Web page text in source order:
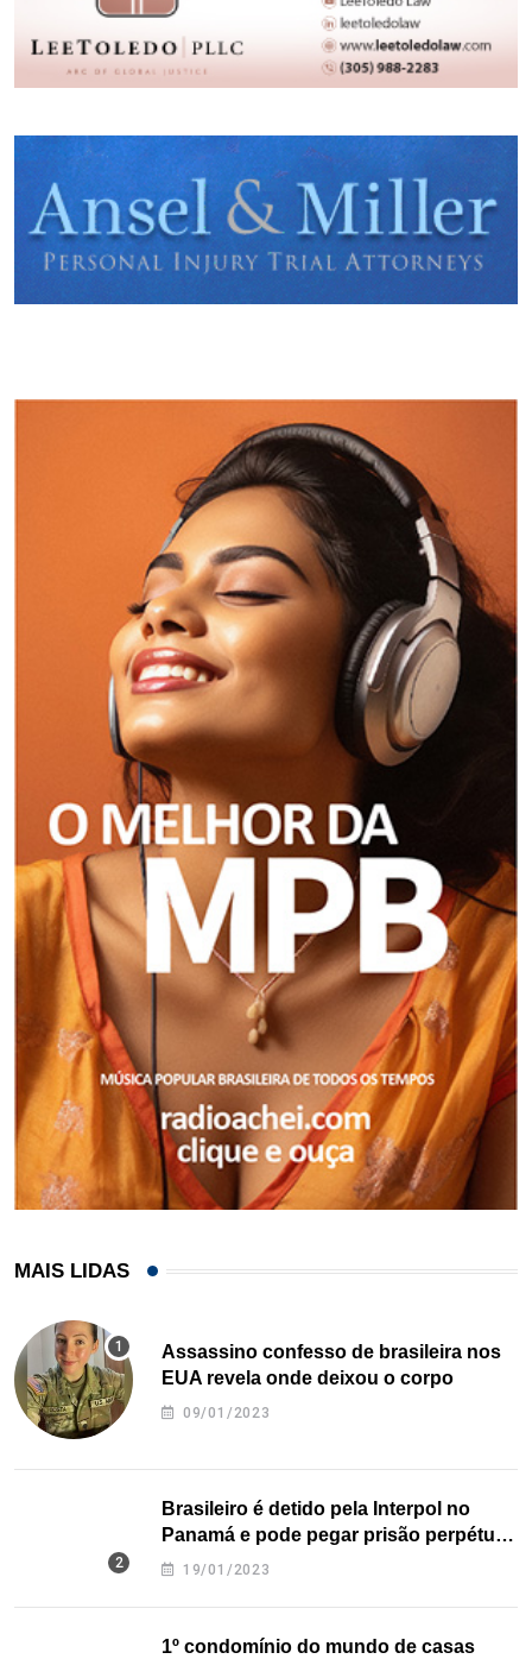
MAIS LIDAS
Assassino confesso de brasileira nos
EUA revela onde deixou o corpo
09/01/2023
Brasileiro é detido pela Interpol no
Panamá e pode pegar prisão perpétua
nos EUA
19/01/2023
1º condomínio do mundo de casas